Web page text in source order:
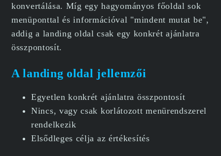
konvertálása. Míg egy hagyományos főoldal sok
menüponttal és információval "mindent mutat be",
addig a landing oldal csak egy konkrét ajánlatra
összpontosít.
A landing oldal jellemzői
Egyetlen konkrét ajánlatra összpontosít
Nincs, vagy csak korlátozott menürendszerel
rendelkezik
Elsődleges célja az értékesítés